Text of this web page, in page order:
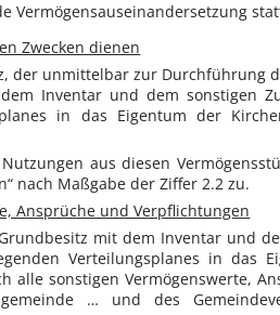
Vermögensauseinandersetzung
Zwecken dienen
der unmittelbar zur Durchführung
Inventar und dem sonstigen
in das Eigentum der
aus diesen
nach Maßgabe der Ziffer 2.2 zu.
Ansprüche und Verpflichtungen
mit dem Inventar und
Verteilungsplanes in das
alle sonstigen Vermögenswerte,
… und des